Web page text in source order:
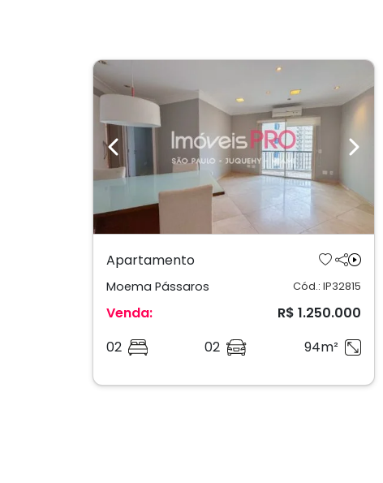
Previous Next
Apartamento
Moema Pássaros Cód.: IP32815
Venda:
R$ 1.250.000
02
02 94m²